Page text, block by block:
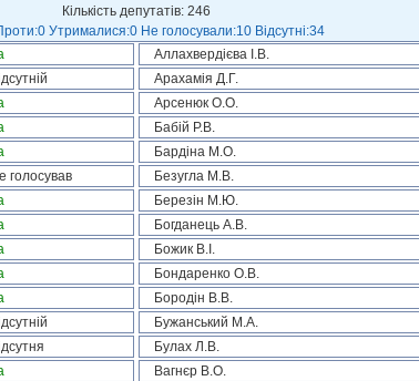
Кількість депутатів: 246
Утрималися:0 Не голосували:10 Відсутні:34
Аллахвердієва І.В.
Арахамія Д.Г.
Арсенюк О.О.
Бабій Р.В.
Бардіна М.О.
голосував Безугла М.В.
Березін М.Ю.
Богданець А.В.
Божик В.І.
Бондаренко О.В.
Бородін В.В.
Бужанський М.А.
Булах Л.В.
Вагнєр В.О.